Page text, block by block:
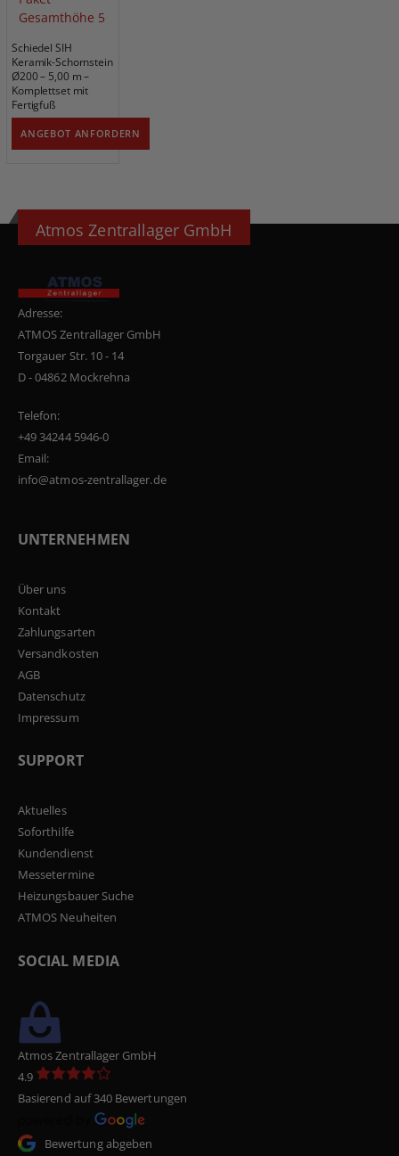
Schiedel SIH
Keramik-Schornstein
Ø200 – 5,00 m –
Komplettset mit
Fertigfuß
ANGEBOT ANFORDERN
Atmos Zentrallager GmbH
Adresse:
ATMOS Zentrallager GmbH
Torgauer Str. 10 - 14
D - 04862 Mockrehna
Telefon:
+49 34244 5946-0
Email:
info@atmos-zentrallager.de
UNTERNEHMEN
Über uns
Kontakt
Zahlungsarten
Versandkosten
AGB
Datenschutz
Impressum
SUPPORT
Aktuelles
Soforthilfe
Kundendienst
Messetermine
Heizungsbauer Suche
ATMOS Neuheiten
SOCIAL MEDIA
Atmos Zentrallager GmbH
4.9
Basierend auf 340 Bewertungen
Bewertung abgeben